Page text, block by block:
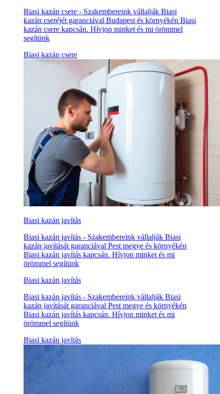
Biasi kazán csere - Szakembereink vállalják Biasi
kazán cseréjét garanciával Budapest és környékén Biasi
kazán csere kapcsán. Hívjon minket és mi örömmel
segítünk
Biasi kazán csere
Biasi kazán javítás
Biasi kazán javítás - Szakembereink vállalják Biasi
kazán javítását garanciával Pest megye és környékén
Biasi kazán javítás kapcsán. Hívjon minket és mi
örömmel segítünk
Biasi kazán javítás
Biasi kazán javítás - Szakembereink vállalják Biasi
kazán javítását garanciával Pest megye és környékén
Biasi kazán javítás kapcsán. Hívjon minket és mi
örömmel segítünk
Biasi kazán javítás